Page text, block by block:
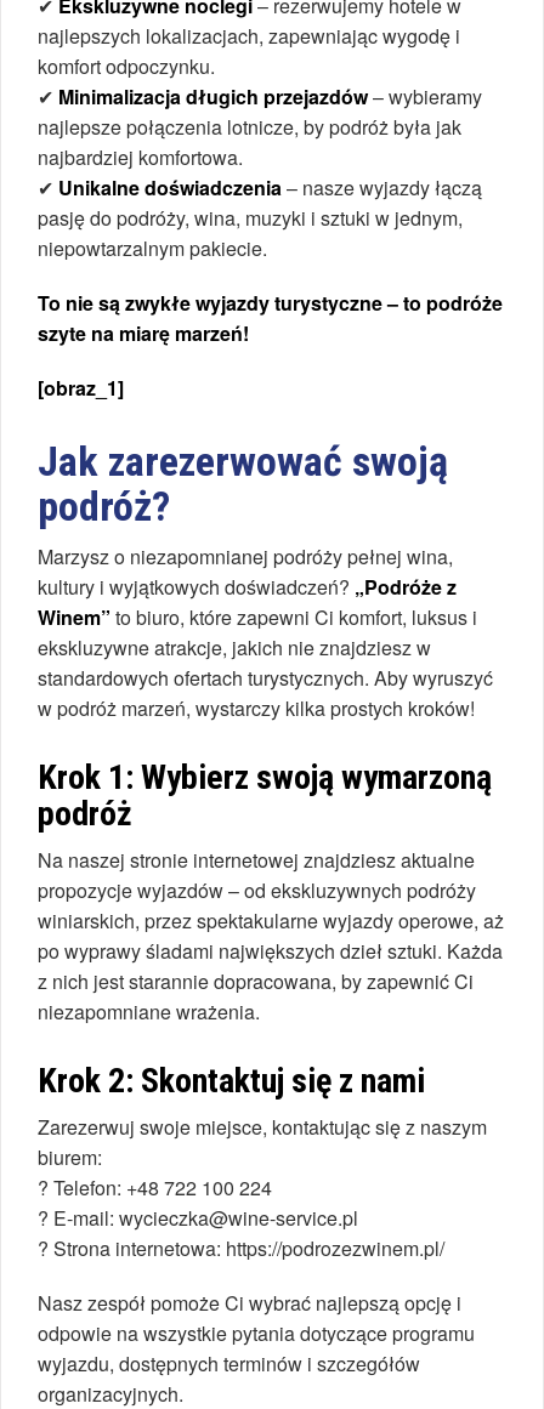
najlepszych lokalizacjach, zapewniając wygodę i
komfort odpoczynku.
✔ Minimalizacja długich przejazdów– wybieramy
najlepsze połączenia lotnicze, by podróż była jak
najbardziej komfortowa.
✔ Unikalne doświadczenia– nasze wyjazdy łączą
pasję do podróży, wina, muzyki i sztuki w jednym,
niepowtarzalnym pakiecie.
To nie są zwykłe wyjazdy turystyczne – to podróże
szyte na miarę marzeń!
[obraz_1]
Jak zarezerwować swoją
podróż?
Marzysz o niezapomnianej podróży pełnej wina,
kultury i wyjątkowych doświadczeń? „Podróże z
Winem” to biuro, które zapewni Ci komfort, luksus i
ekskluzywne atrakcje, jakich nie znajdziesz w
standardowych ofertach turystycznych. Aby wyruszyć
w podróż marzeń, wystarczy kilka prostych kroków!
Krok 1: Wybierz swoją wymarzoną
podróż
Na naszej stronie internetowej znajdziesz aktualne
propozycje wyjazdów – od ekskluzywnych podróży
winiarskich, przez spektakularne wyjazdy operowe, aż
po wyprawy śladami największych dzieł sztuki. Każda
z nich jest starannie dopracowana, by zapewnić Ci
niezapomniane wrażenia.
Krok 2: Skontaktuj się z nami
Zarezerwuj swoje miejsce, kontaktując się z naszym
biurem:
? Telefon: +48 722 100 224
? E-mail: wycieczka@wine-service.pl
? Strona internetowa: https://podrozezwinem.pl/
Nasz zespół pomoże Ci wybrać najlepszą opcję i
odpowie na wszystkie pytania dotyczące programu
wyjazdu, dostępnych terminów i szczegółów
organizacyjnych.